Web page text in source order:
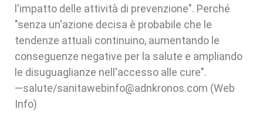
l'impatto delle attività di prevenzione". Perché
"senza un'azione decisa è probabile che le
tendenze attuali continuino, aumentando le
conseguenze negative per la salute e ampliando
le disuguaglianze nell'accesso alle cure".
—salute/sanitawebinfo@adnkronos.com (Web
Info)